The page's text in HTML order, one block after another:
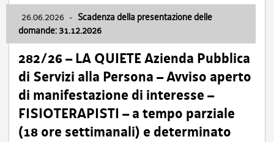
26.06.2026 - Scadenza della presentazione delle
domande: 31.12.2026
282/26 – LA QUIETE Azienda Pubblica
di Servizi alla Persona – Avviso aperto
di manifestazione di interesse –
FISIOTERAPISTI – a tempo parziale
(18 ore settimanali) e determinato